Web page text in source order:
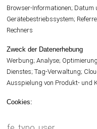
Browser-Informationen; Datum
Gerätebestriebssystem;
Rechners
Zweck der Datenerhebung
Werbung; Analyse;
Dienstes; Tag-Verwaltung;
Ausspielung von Produkt- und
Cookies: